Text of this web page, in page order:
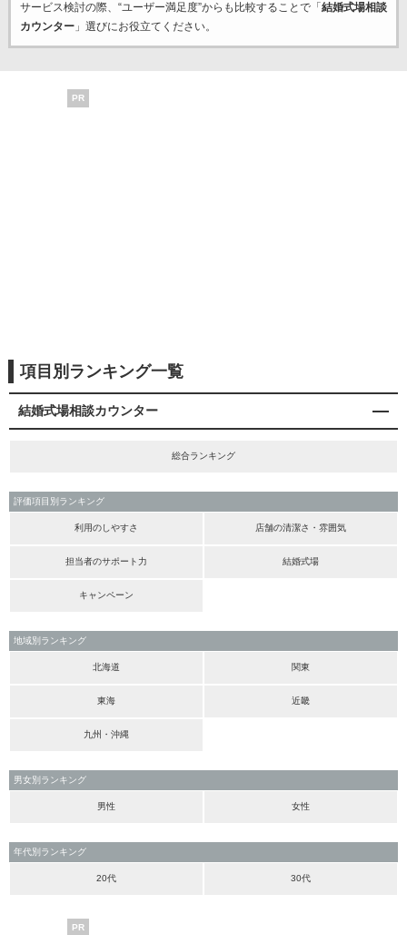
サービス検討の際、“ユーザー満足度”からも比較することで「 結婚式場相談
カウンター」選びにお役立てください。
PR
項目別ランキング一覧
結婚式場相談カウンター
総合ランキング
評価項目別ランキング
利用のしやすさ 店舗の清潔さ・雰囲気
担当者のサポート力 結婚式場
キャンペーン
地域別ランキング
北海道 関東
東海 近畿
九州・沖縄
男女別ランキング
男性 女性
年代別ランキング
20代 30代
PR